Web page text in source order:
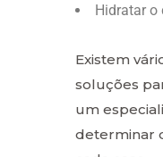
Hidratar o
Existem
soluções
um
determinar